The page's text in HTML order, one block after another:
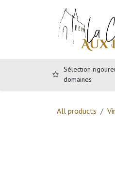
Sélection
domaines
All products